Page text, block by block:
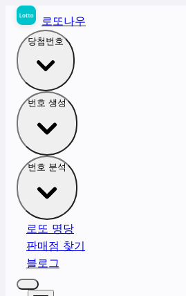
로또나우
당첨번호
번호 생성
번호 분석
로또 명당
판매점 찾기
블로그